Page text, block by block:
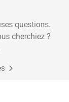
et cristal
questions.
cherchiez ?